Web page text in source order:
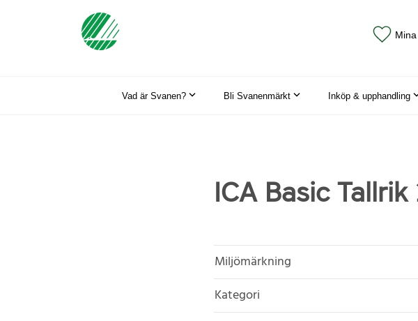
Vad är Svanen? Bli Svanenmärkt Inköp & upphandling
ICA Basic
Miljömärkning
Kategori